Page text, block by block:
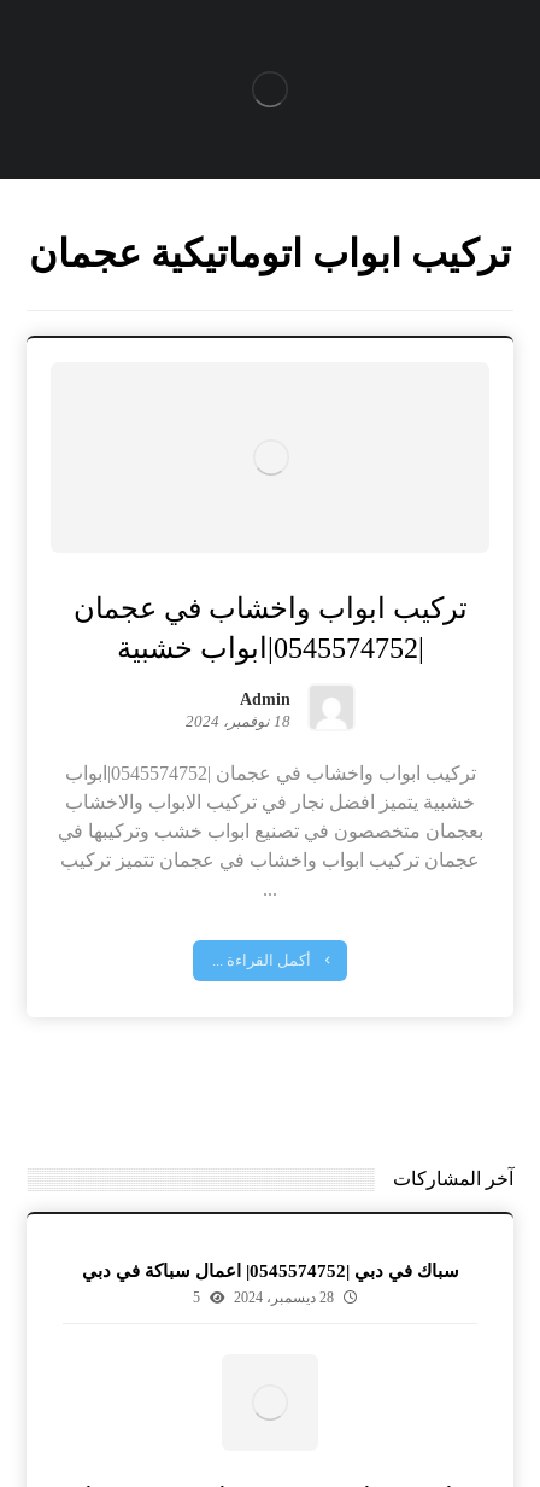
تركيب ابواب اتوماتيكية عجمان
تركيب ابواب واخشاب في عجمان
|0545574752|ابواب خشبية
Admin
18 نوفمبر، 2024
تركيب ابواب واخشاب في عجمان |0545574752|ابواب
خشبية يتميز افضل نجار في تركيب الابواب والاخشاب
بعجمان متخصصون في تصنيع ابواب خشب وتركيبها في
عجمان تركيب ابواب واخشاب في عجمان تتميز تركيب
...
أكمل القراءة ...
آخر المشاركات
سباك في دبي |0545574752| اعمال سباكة في دبي
28 ديسمبر، 2024 5